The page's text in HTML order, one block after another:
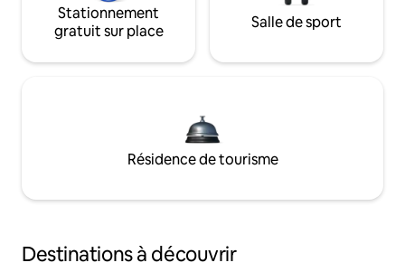
Stationnement
gratuit sur place
Salle de sport
Résidence de tourisme
Destinations à découvrir